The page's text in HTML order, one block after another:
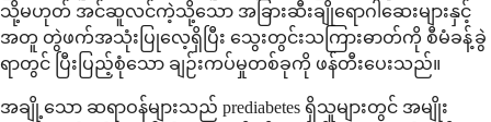
သို့မဟုတ် အင်ဆူလင်ကဲ့သို့သော အခြားဆီးချိုရောဂါဆေးများနှင့်
အတူ တွဲဖက်အသုံးပြုလေ့ရှိပြီး သွေးတွင်းသကြားဓာတ်ကို စီမံခန့်ခွဲ
ရာတွင် ပြီးပြည့်စုံသော ချဉ်းကပ်မှုတစ်ခုကို ဖန်တီးပေးသည်။
အချို့သော ဆရာဝန်များသည် prediabetes ရှိသူများတွင် အမျိုး